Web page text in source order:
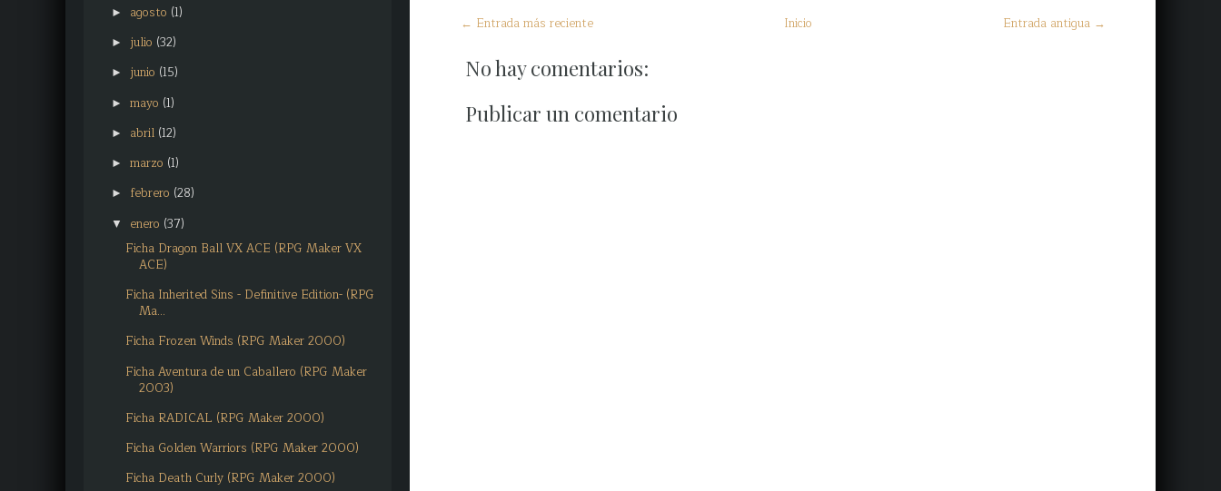
← Entrada más reciente Entrada antigua →
Inicio
No hay comentarios:
Publicar un comentario
► agosto (1)
► julio (32)
► junio (15)
► mayo (1)
► abril (12)
► marzo (1)
► febrero (28)
▼ enero (37)
Ficha Dragon Ball VX ACE (RPG Maker VX
ACE)
Ficha Inherited Sins - Definitive Edition- (RPG
Ma...
Ficha Frozen Winds (RPG Maker 2000)
Ficha Aventura de un Caballero (RPG Maker
2003)
Ficha RADICAL (RPG Maker 2000)
Ficha Golden Warriors (RPG Maker 2000)
Ficha Death Curly (RPG Maker 2000)